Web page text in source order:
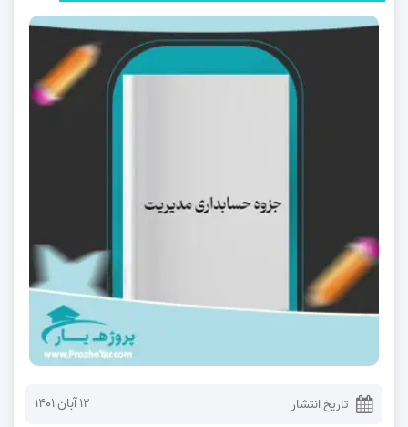
تاریخ انتشار ۱۲ آبان ۱۴۰۱